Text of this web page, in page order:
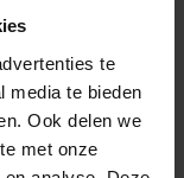
te
media te bieden
Ook delen we
met onze
uit. De
mijn
leven.